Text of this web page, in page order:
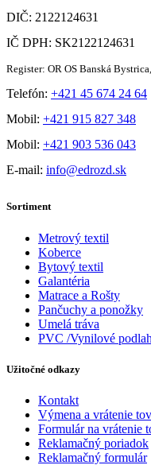
DIČ: 2122124631
IČ DPH: SK2122124631
Register: OR OS Banská
Telefón: +421 45 674 24 64
Mobil: +421 915 827 348
Mobil: +421 903 536 043
E-mail: info@edrozd.sk
Sortiment
Metrový textil
Koberce
Bytový textil
Galantéria
Matrace a Rošty
Pančuchy a ponožky
Umelá tráva
PVC /Vynilové
Užitočné odkazy
Kontakt
Výmena a vrátenie
Formulár na vrátenie
Reklamačný poriadok
Reklamačný formulár